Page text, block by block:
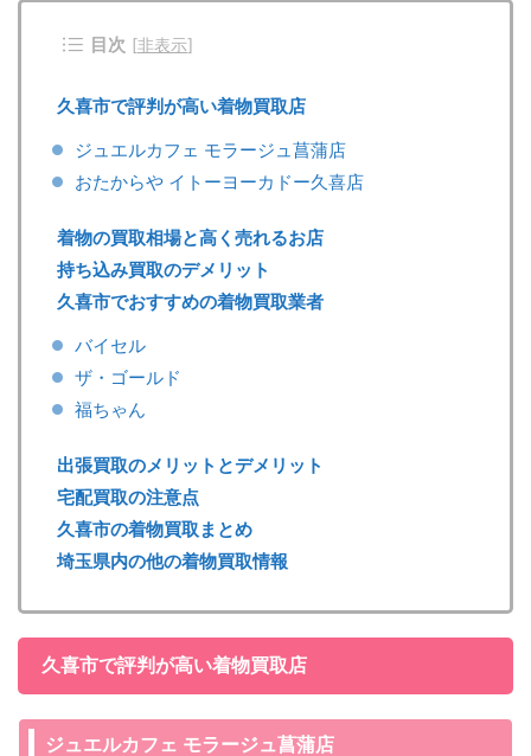
目次 [非表示]
久喜市で評判が高い着物買取店
ジュエルカフェ モラージュ菖蒲店
おたからや イトーヨーカドー久喜店
着物の買取相場と高く売れるお店
持ち込み買取のデメリット
久喜市でおすすめの着物買取業者
バイセル
ザ・ゴールド
福ちゃん
出張買取のメリットとデメリット
宅配買取の注意点
久喜市の着物買取まとめ
埼玉県内の他の着物買取情報
久喜市で評判が高い着物買取店
ジュエルカフェ モラージュ菖蒲店